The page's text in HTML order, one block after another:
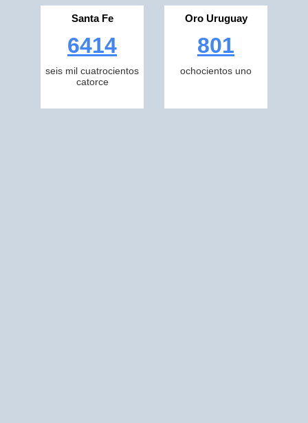
Santa Fe
6414
seis mil cuatrocientos
catorce
Oro Uruguay
801
ochocientos uno